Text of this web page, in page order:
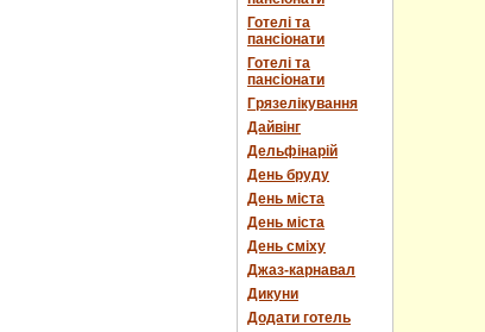
Готелі та
пансіонати
Готелі та
пансіонати
Грязелікування
Дайвінг
Дельфінарій
День бруду
День міста
День міста
День сміху
Джаз-карнавал
Дикуни
Додати готель